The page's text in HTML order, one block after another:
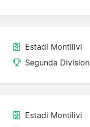
Estadi Montilivi
Segunda Division
Estadi Montilivi